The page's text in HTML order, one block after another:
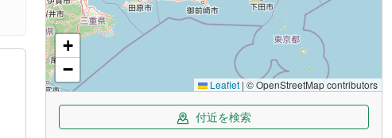
+
−
Leaflet | © OpenStreetMap contributors
付近を検索